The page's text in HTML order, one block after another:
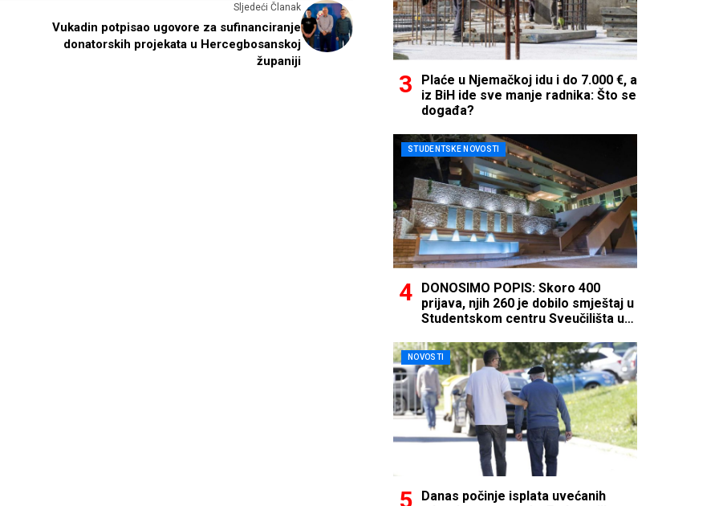
Sljedeći Članak
Vukadin potpisao ugovore za sufinanciranje
donatorskih projekata u Hercegbosanskoj
županiji
Plaće u Njemačkoj idu i do 7.000 €, a
iz BiH ide sve manje radnika: Što se
događa?
STUDENTSKE NOVOSTI
DONOSIMO POPIS: Skoro 400
prijava, njih 260 je dobilo smještaj u
Studentskom centru Sveučilišta u
NOVOSTI
Danas počinje isplata uvećanih